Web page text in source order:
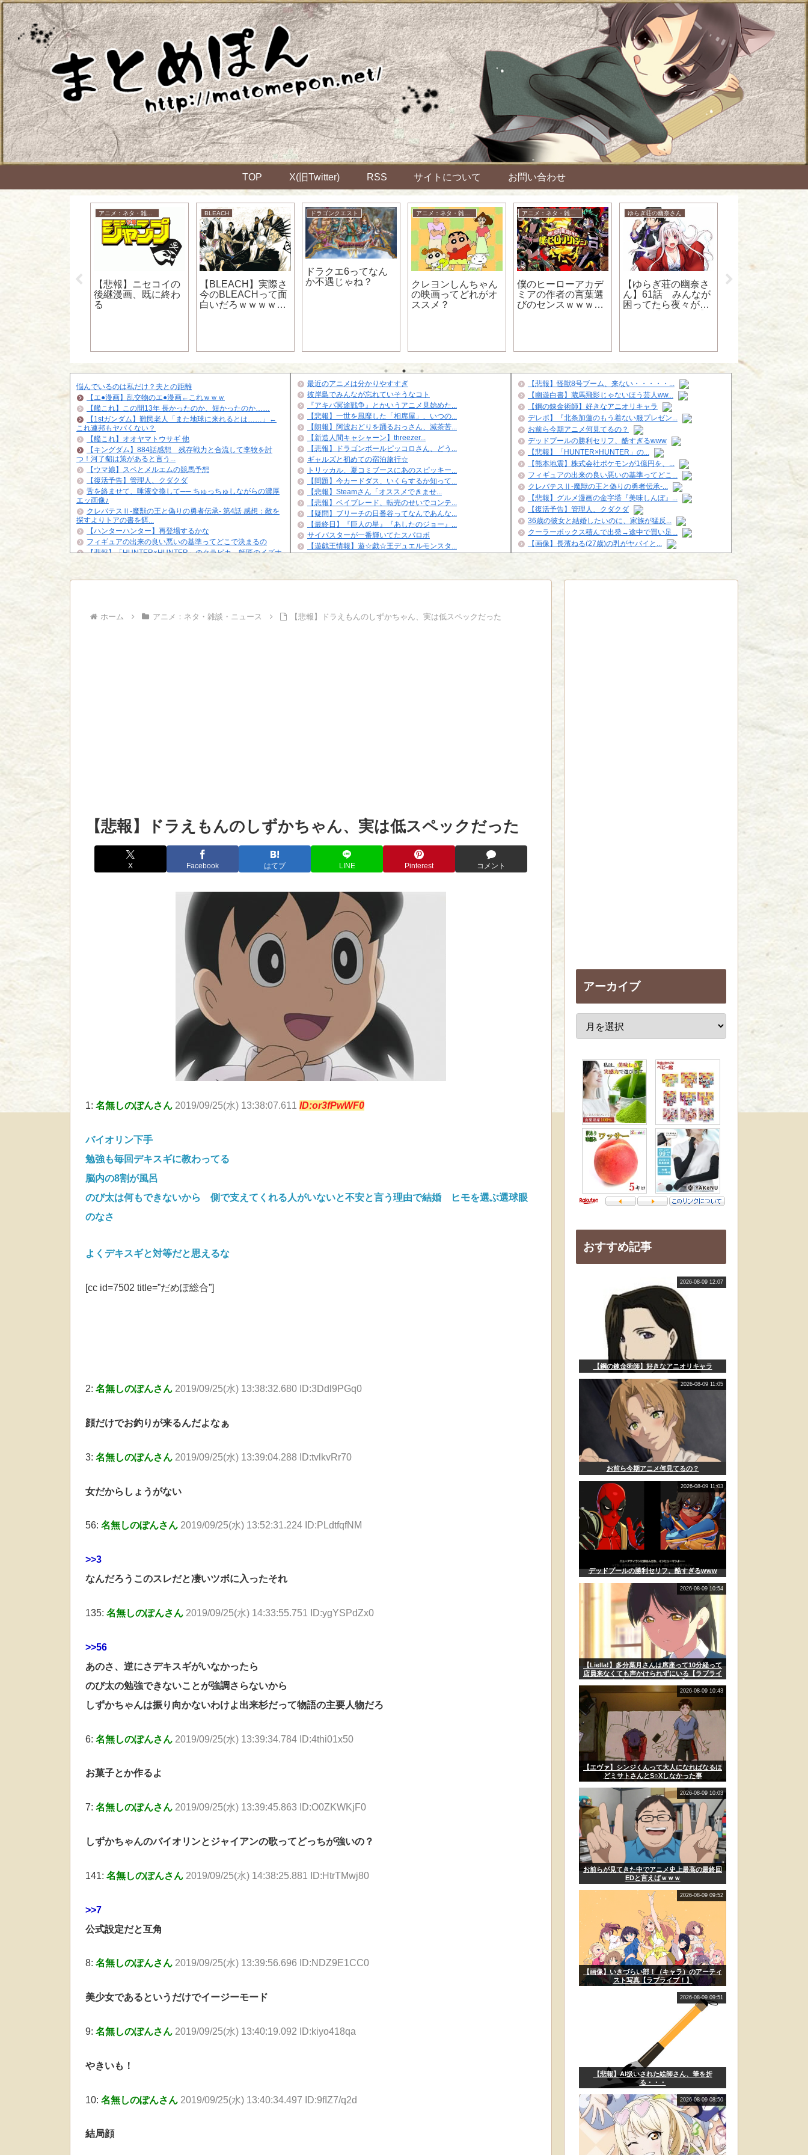
TOP X(旧Twitter) RSS サイトについて お問い合わせ
【悲報】ニセコイの
後継漫画、既に終わ
る
BLEACH
【BLEACH】実際さ
今のBLEACHって面
白いだろｗｗｗｗｗ
ドラゴンクエスト
ドラクエ6ってなん
か不遇じゃね？
クレヨンしんちゃん
の映画ってどれがオ
ススメ？
僕のヒーローアカデ
ミアの作者の言葉選
びのセンスｗｗｗｗ
ゆらぎ荘の幽奈さん
【ゆらぎ荘の幽奈さ
ん】61話 みんなが
困ってたら夜々が助
悩んでいるのは私だけ？夫との距離
【エ●漫画】乱交物のエ●漫画←これｗｗｗ
【艦これ】この間13年 長かったのか、短かったのか……
【1stガンダム】難民老人「また地球に来れるとは……」←
これ連邦もヤバくない？
【艦これ】オオヤマトウサギ 他
【キングダム】884話感想 残存戦力と合流して李牧を討
つ！河了貂は策があると言う...
【ウマ娘】スペとメルエムの競馬予想
【復活予告】管理人、クダクダ
舌を絡ませて、唾液交換して── ちゅっちゅしながらの濃厚
エッ画像♪
クレバテスⅡ-魔獣の王と偽りの勇者伝承- 第4話 感想：敵を
探すよりトアの書を餌...
【ハンターハンター】再登場するかな
フィギュアの出来の良い悪いの基準ってどこで決まるの
【悲報】「HUNTER×HUNTER」のクラピカ、師匠のイズナ
最近のアニメは分かりやすすぎ
彼岸島でみんなが忘れていそうなコト
『アキバ冥途戦争』とかいうアニメ見始めた...
【悲報】一世を風靡した「相席屋」、いつの...
【朗報】阿波おどりを踊るおっさん、滅茶苦...
【新造人間キャシャーン】threezer...
【悲報】ドラゴンボールピッコロさん、どう...
ギャルズと初めての宿泊旅行☆
トリッカル、夏コミブースにあのスピッキー...
【問題】今カードダス、いくらするか知って...
【悲報】Steamさん「オススメできませ...
【悲報】ベイブレード、転売のせいでコンテ...
【疑問】ブリーチの日番谷ってなんであんな...
【最終日】『巨人の星』『あしたのジョー』...
サイバスターが一番輝いてたスパロボ
【遊戯王情報】遊☆戯☆王デュエルモンスタ...
Powered by livedoor 相互RSS
【悲報】怪獣8号ブーム、来ない・・・・・...
【幽遊白書】蔵馬飛影じゃないほう芸人ww...
【鋼の錬金術師】好きなアニオリキャラ
デレポ】『北条加蓮のもう着ない服プレゼン...
お前ら今期アニメ何見てるの？
デッドプールの勝利セリフ、酷すぎるwww
【悲報】「HUNTER×HUNTER」の...
【熊本地震】株式会社ポケモンが1億円を、...
フィギュアの出来の良い悪いの基準ってどこ...
クレバテスⅡ-魔獣の王と偽りの勇者伝承-...
【悲報】グルメ漫画の金字塔『美味しんぼ』...
【復活予告】管理人、クダクダ
36歳の彼女と結婚したいのに、家族が猛反...
クーラーボックス積んで出発→途中で買い足...
【画像】長濱ねる(27歳)の乳がヤバイと...
ホーム アニメ：ネタ・雑談・ニュース 【悲報】ドラえもんのしずかちゃん、実は低スペックだった
【悲報】ドラえもんのしずかちゃん、実は低スペックだった
X Facebook はてブ LINE Pinterest コメント
1: 名無しのぽんさん 2019/09/25(水) 13:38:07.611 ID:or3fPwWF0
バイオリン下手
勉強も毎回デキスギに教わってる
脳内の8割が風呂
のび太は何もできないから 側で支えてくれる人がいないと不安と言う理由で結婚 ヒモを選ぶ選球眼
のなさ
よくデキスギと対等だと思えるな
[cc id=7502 title=”だめぽ総合”]
2: 名無しのぽんさん 2019/09/25(水) 13:38:32.680 ID:3Ddl9PGq0
顔だけでお釣りが来るんだよなぁ
3: 名無しのぽんさん 2019/09/25(水) 13:39:04.288 ID:tvlkvRr70
女だからしょうがない
56: 名無しのぽんさん 2019/09/25(水) 13:52:31.224 ID:PLdtfqfNM
>>3
なんだろうこのスレだと凄いツボに入ったそれ
135: 名無しのぽんさん 2019/09/25(水) 14:33:55.751 ID:ygYSPdZx0
>>56
あのさ、逆にさデキスギがいなかったら
のび太の勉強できないことが強調さらないから
しずかちゃんは振り向かないわけよ出来杉だって物語の主要人物だろ
6: 名無しのぽんさん 2019/09/25(水) 13:39:34.784 ID:4thi01x50
お菓子とか作るよ
7: 名無しのぽんさん 2019/09/25(水) 13:39:45.863 ID:O0ZKWKjF0
しずかちゃんのバイオリンとジャイアンの歌ってどっちが強いの？
141: 名無しのぽんさん 2019/09/25(水) 14:38:25.881 ID:HtrTMwj80
>>7
公式設定だと互角
8: 名無しのぽんさん 2019/09/25(水) 13:39:56.696 ID:NDZ9E1CC0
美少女であるというだけでイージーモード
9: 名無しのぽんさん 2019/09/25(水) 13:40:19.092 ID:kiyo418qa
やきいも！
10: 名無しのぽんさん 2019/09/25(水) 13:40:34.497 ID:9fIZ7/q2d
結局顔
アーカイブ
おすすめ記事
【鋼の錬金術師】好きなアニオリキャラ
2026-08-09 12:07
お前ら今期アニメ何見てるの？
2026-08-09 11:05
デッドプールの勝利セリフ、酷すぎるwww
2026-08-09 11:03
【Liella!】多分葉月さんは席座って10分経って
店員来なくても声かけられずにいる【ラブライ
ブ！スーパースター!!】
2026-08-09 10:54
【エヴァ】シンジくんって大人になればなるほ
どミサトさんとS○Xしなかった事
2026-08-09 10:43
お前らが見てきた中でアニメ史上最高の最終回
EDと言えばｗｗｗ
2026-08-09 10:03
【画像】いきづらい部！（キャラ）のアーティ
スト写真【ラブライブ！】
2026-08-09 09:52
【悲報】AI扱いされた絵師さん、筆を折
る・・・
2026-08-09 09:51
2026-08-09 08:50